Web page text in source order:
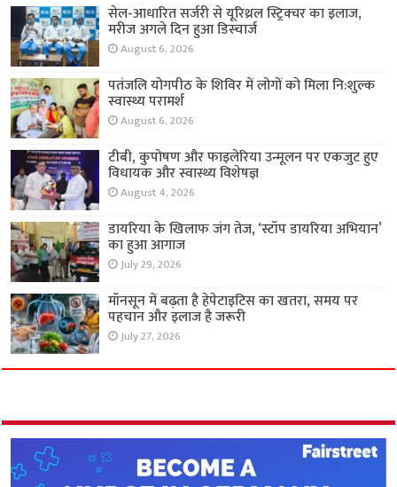
सेल-आधारित सर्जरी से यूरिथ्रल स्ट्रिक्चर का इलाज,
मरीज अगले दिन हुआ डिस्चार्ज
August 6, 2026
पतंजलि योगपीठ के शिविर में लोगों को मिला नि:शुल्क
स्वास्थ्य परामर्श
August 6, 2026
टीबी, कुपोषण और फाइलेरिया उन्मूलन पर एकजुट हुए
विधायक और स्वास्थ्य विशेषज्ञ
August 4, 2026
डायरिया के खिलाफ जंग तेज, ‘स्टॉप डायरिया अभियान’
का हुआ आगाज
July 29, 2026
मॉनसून में बढ़ता है हेपेटाइटिस का खतरा, समय पर
पहचान और इलाज है जरूरी
July 27, 2026